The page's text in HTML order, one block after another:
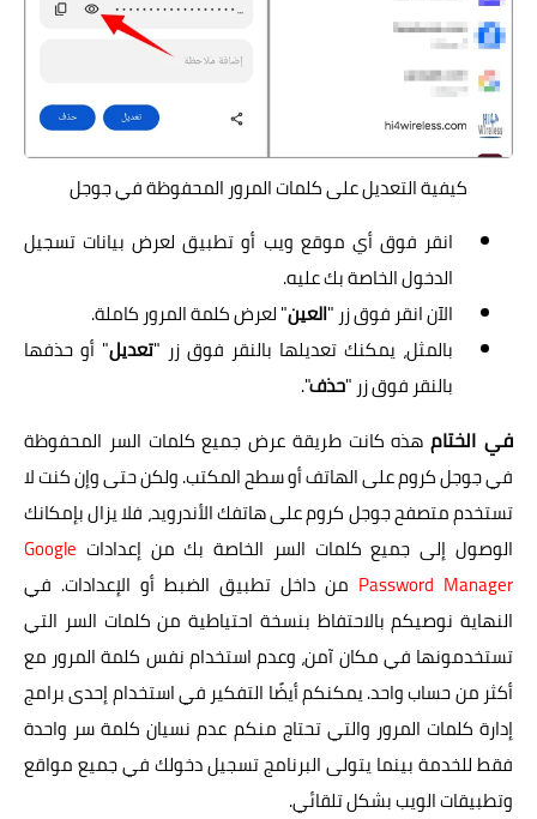
كيفية التعديل على كلمات المرور المحفوظة في جوجل
انقر فوق أي موقع ويب أو تطبيق لعرض بيانات تسجيل
الدخول الخاصة بك عليه.
الآن انقر فوق زر "العين" لعرض كلمة المرور كاملة.
بالمثل، يمكنك تعديلها بالنقر فوق زر "تعديل" أو حذفها
بالنقر فوق زر "حذف".
في الختامهذه كانت طريقة عرض جميع كلمات السر المحفوظة
في جوجل كروم على الهاتف أو سطح المكتب. ولكن حتى وإن كنت لا
تستخدم متصفح جوجل كروم على هاتفك الأندرويد، فلا يزال بإمكانك
الوصول إلى جميع كلمات السر الخاصة بك من إعدادات Google
Password Manager من داخل تطبيق الضبط أو الإعدادات. في
النهاية نوصيكم بالاحتفاظ بنسخة احتياطية من كلمات السر التي
تستخدمونها في مكان آمن، وعدم استخدام نفس كلمة المرور مع
أكثر من حساب واحد. يمكنكم أيضًا التفكير في استخدام إحدى برامج
إدارة كلمات المرور والتي تحتاج منكم عدم نسيان كلمة سر واحدة
فقط للخدمة بينما يتولى البرنامج تسجيل دخولك في جميع مواقع
وتطبيقات الويب بشكل تلقائي.